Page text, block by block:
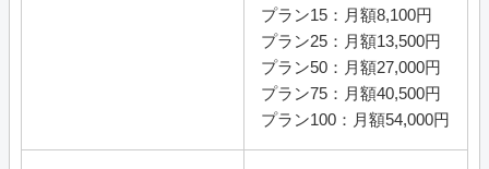
プラン15：月額8,100円
プラン25：月額13,500円
プラン50：月額27,000円
プラン75：月額40,500円
プラン100：月額54,000円